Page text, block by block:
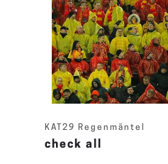
KAT29 Regenmäntel
check all